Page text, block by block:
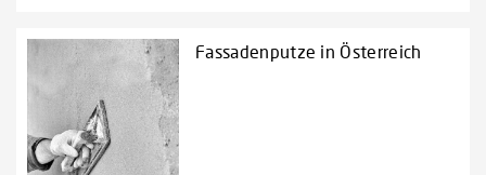
Fassadenputze in Österreich